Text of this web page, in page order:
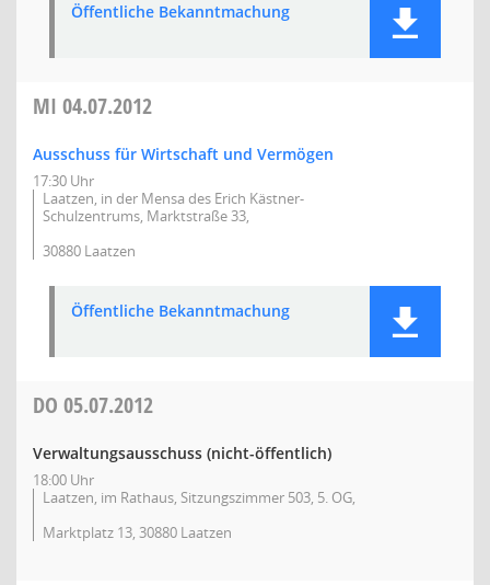
Öffentliche Bekanntmachung
MI 04.07.2012
Ausschuss für Wirtschaft und Vermögen
17:30 Uhr
Laatzen, in der Mensa des Erich Kästner-
Schulzentrums, Marktstraße 33,
30880 Laatzen
Öffentliche Bekanntmachung
DO 05.07.2012
Verwaltungsausschuss (nicht-öffentlich)
18:00 Uhr
Laatzen, im Rathaus, Sitzungszimmer 503, 5. OG,
Marktplatz 13, 30880 Laatzen